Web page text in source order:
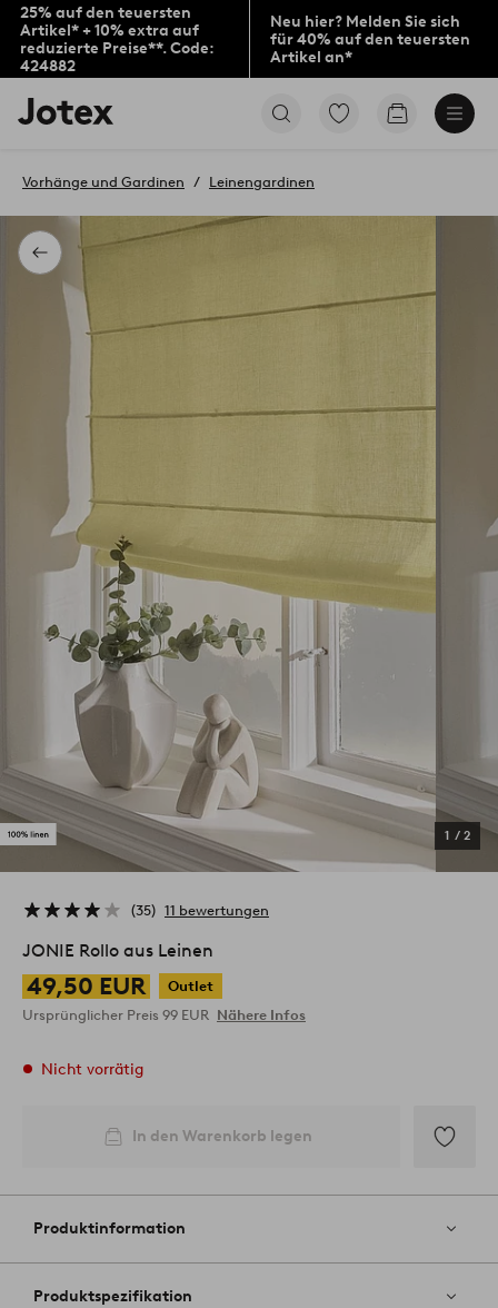
25% auf den teuersten
Artikel* + 10% extra auf
reduzierte Preise**. Code:
424882
Neu hier? Melden Sie sich
für 40% auf den teuersten
Artikel an*
Jotex-
Logo
Startseite
Zu
Produkten
Zum
Zurück
Vorhänge und Gardinen Leinengardinen
1 / 2
35 11 bewertungen
JONIE Rollo aus Leinen
49,50 EUR
Outlet
Ursprünglicher Preis 99 EUR Nähere Infos
Nicht vorrätig
In den Warenkorb legen
Favoriten
Produktinformation
Produktspezifikation